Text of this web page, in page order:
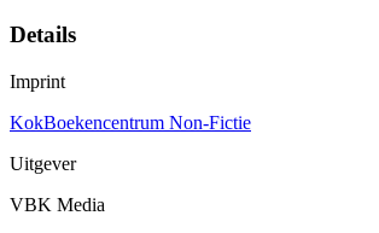
Details
Imprint
KokBoekencentrum Non-Fictie
Uitgever
VBK Media